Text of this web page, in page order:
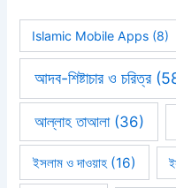
Islamic Mobile Apps (8)
আদব-শিষ্টাচার ও চরিত্র
আল্লাহ তাআলা(36)
ইসলাম ও দাওয়াহ (16)